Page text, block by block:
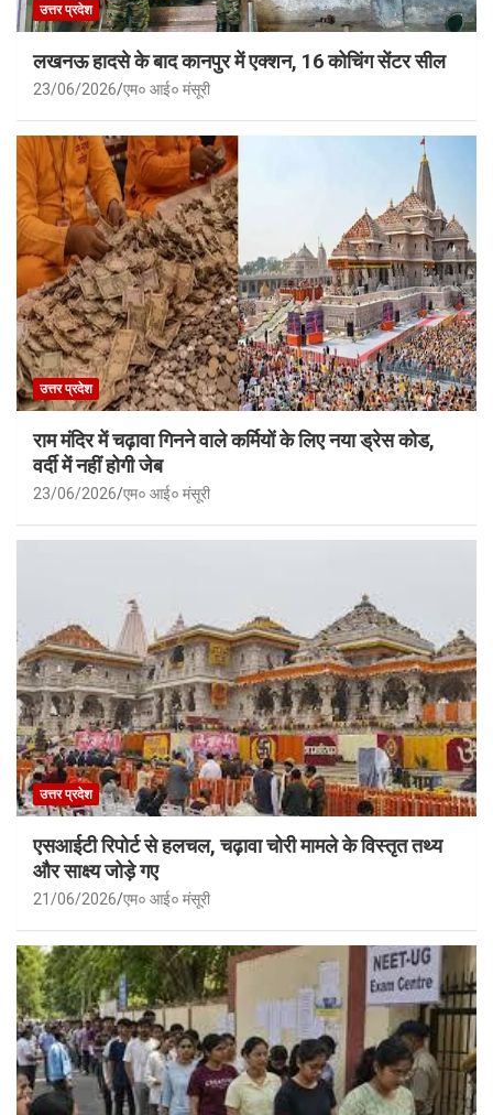
उत्तर प्रदेश
लखनऊ हादसे के बाद कानपुर में एक्शन, 16 कोचिंग सेंटर सील
23/06/2026 एम० आई० मंसूरी
उत्तर प्रदेश
राम मंदिर में चढ़ावा गिनने वाले कर्मियों के लिए नया ड्रेस कोड,
वर्दी में नहीं होगी जेब
23/06/2026 एम० आई० मंसूरी
उत्तर प्रदेश
एसआईटी रिपोर्ट से हलचल, चढ़ावा चोरी मामले के विस्तृत तथ्य
और साक्ष्य जोड़े गए
21/06/2026 एम० आई० मंसूरी